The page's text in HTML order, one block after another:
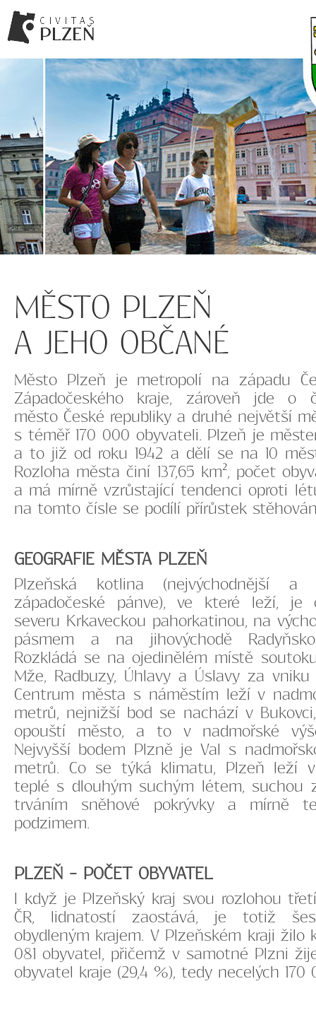
MĚSTO PLZEŇ
A JEHO OBČANÉ
Město Plzeň je metropolí na západu
Západočeského kraje, zároveň jde o
město České republiky a druhé největší
s téměř 170 000 obyvateli. Plzeň je
a to již od roku 1942 a dělí se na 10
Rozloha města činí 137,65 km², počet
a má mírně vzrůstající tendenci oproti
na tomto čísle se podílí přírůstek
GEOGRAFIE MĚSTA PLZEŇ
Plzeňská kotlina (nejvýchodnější a
západočeské pánve), ve které leží, je
severu Krkaveckou pahorkatinou, na
pásmem a na jihovýchodě
Rozkládá se na ojedinělém místě
Mže, Radbuzy, Úhlavy a Úslavy za vniku
Centrum města s náměstím leží v
metrů, nejnižší bod se nachází v
opouští město, a to v nadmořské
Nejvyšší bodem Plzně je Val s
metrů. Co se týká klimatu, Plzeň leží
teplé s dlouhým suchým létem, suchou
trváním sněhové pokrývky a mírně
podzimem.
PLZEŇ - POČET OBYVATEL
I když je Plzeňský kraj svou rozlohou
ČR, lidnatostí zaostává, je totiž
obydleným krajem. V Plzeňském kraji žilo k
081 obyvatel, přičemž v samotné Plzni
obyvatel kraje (29,4 %), tedy necelých 170